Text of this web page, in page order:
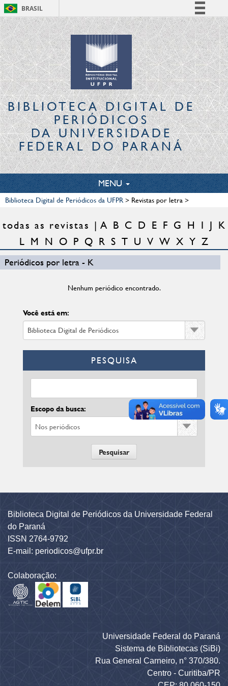
BRASIL
Simplifique!
Comunica BR
Participe
Acesso à informação
Legislação
Canais
BIBLIOTECA DIGITALDE
PERIÓDICOS
DA UNIVERSIDADE
FEDERAL DO PARANÁ
TOGGLE
NAVIGATION
MENU
Biblioteca Digital de Periódicos da UFPR> Revistas por letra>
todas as revistas A B C D E F G H I J K
L M N O P Q R S T U V W X Y Z
Periódicos por letra - K
Nenhum periódico encontrado.
Você está em:
PESQUISA
Escopo da busca:
Biblioteca Digital de Periódicos da Universidade Federal
do Paraná
ISSN 2764-9792
E-mail: periodicos@ufpr.br
Colaboração:
Universidade Federal do Paraná
Sistema de Bibliotecas (SiBi)
Rua General Carneiro, n° 370/380.
Centro - Curitiba/PR